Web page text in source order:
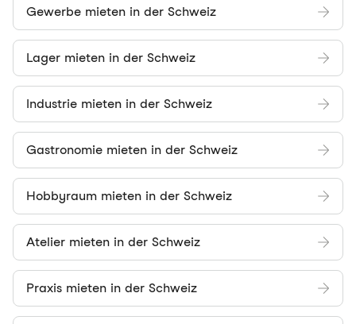
Gewerbe mieten in der Schweiz
Lager mieten in der Schweiz
Industrie mieten in der Schweiz
Gastronomie mieten in der Schweiz
Hobbyraum mieten in der Schweiz
Atelier mieten in der Schweiz
Praxis mieten in der Schweiz